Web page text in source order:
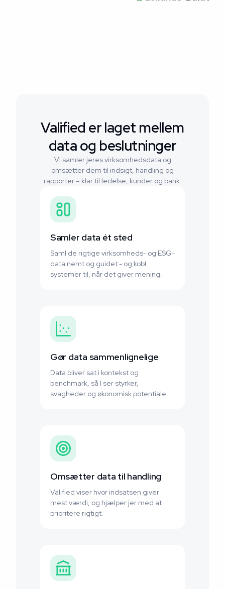
Valified er laget mellem
data og beslutninger
Vi samler jeres virksomhedsdata og
omsætter dem til indsigt, handling og
rapporter – klar til ledelse, kunder og bank.
Samler data ét sted
Saml de rigtige virksomheds- og ESG-
data nemt og guidet - og kobl
systemer til, når det giver mening.
Gør data sammenlignelige
Data bliver sat i kontekst og
benchmark, så I ser styrker,
svagheder og økonomisk potentiale.
Omsætter data til handling
Valified viser hvor indsatsen giver
mest værdi, og hjælper jer med at
prioritere rigtigt.